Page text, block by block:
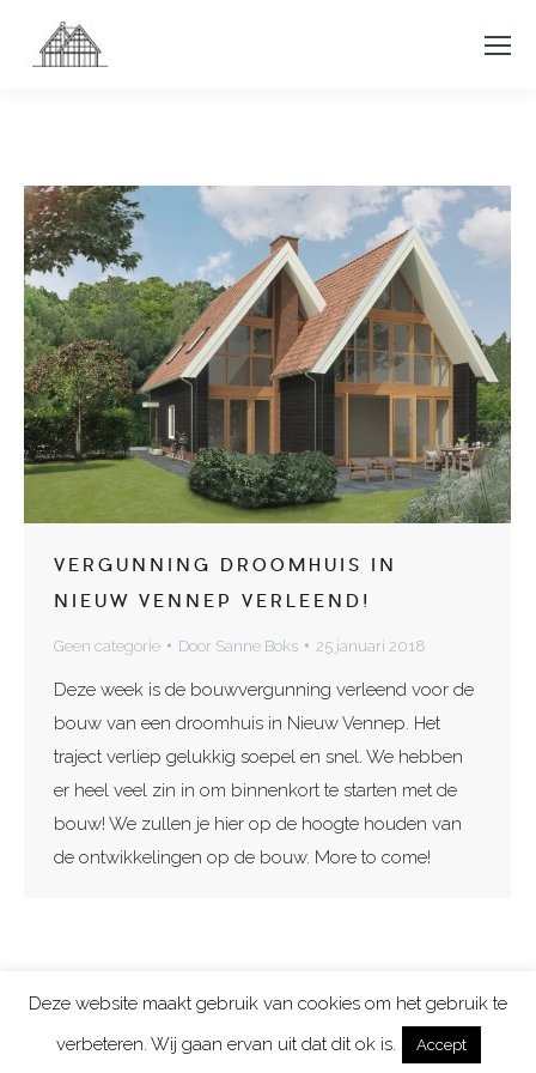
VERGUNNING DROOMHUIS IN
NIEUW VENNEP VERLEEND!
Geen categorie Door Sanne Boks 25 januari 2018
Deze week is de bouwvergunning verleend voor de
bouw van een droomhuis in Nieuw Vennep. Het
traject verliep gelukkig soepel en snel. We hebben
er heel veel zin in om binnenkort te starten met de
bouw! We zullen je hier op de hoogte houden van
de ontwikkelingen op de bouw. More to come!
deze site kunnen geen rechten worden ontleend.
Deze website maakt gebruik van cookies om het gebruik te
verbeteren. Wij gaan ervan uit dat dit ok is.
Accept